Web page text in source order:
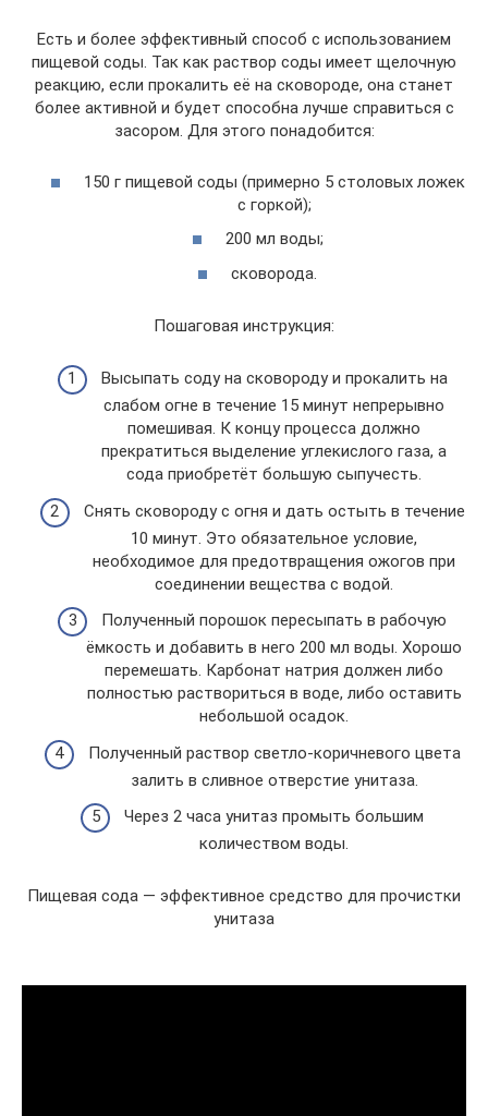
Есть и более эффективный способ с использованием
пищевой соды. Так как раствор соды имеет щелочную
реакцию, если прокалить её на сковороде, она станет
более активной и будет способна лучше справиться с
засором. Для этого понадобится:
150 г пищевой соды (примерно 5 столовых ложек
с горкой);
200 мл воды;
сковорода.
Пошаговая инструкция:
Высыпать соду на сковороду и прокалить на
слабом огне в течение 15 минут непрерывно
помешивая. К концу процесса должно
прекратиться выделение углекислого газа, а
сода приобретёт большую сыпучесть.
Снять сковороду с огня и дать остыть в течение
10 минут. Это обязательное условие,
необходимое для предотвращения ожогов при
соединении вещества с водой.
Полученный порошок пересыпать в рабочую
ёмкость и добавить в него 200 мл воды. Хорошо
перемешать. Карбонат натрия должен либо
полностью раствориться в воде, либо оставить
небольшой осадок.
Полученный раствор светло-коричневого цвета
залить в сливное отверстие унитаза.
Через 2 часа унитаз промыть большим
количеством воды.
Пищевая сода — эффективное средство для прочистки
унитаза